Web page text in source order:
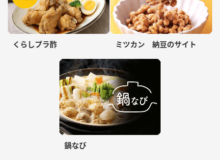
くらしプラ酢 ミツカン 納豆のサイト
鍋なび